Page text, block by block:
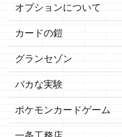
オプションについて
カードの鎧
グランセゾン
バカな実験
ポケモンカードゲーム